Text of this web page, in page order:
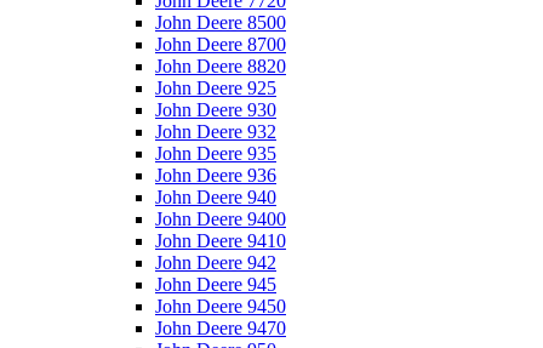
John Deere 8500
John Deere 8700
John Deere 8820
John Deere 925
John Deere 930
John Deere 932
John Deere 935
John Deere 936
John Deere 940
John Deere 9400
John Deere 9410
John Deere 942
John Deere 945
John Deere 9450
John Deere 9470